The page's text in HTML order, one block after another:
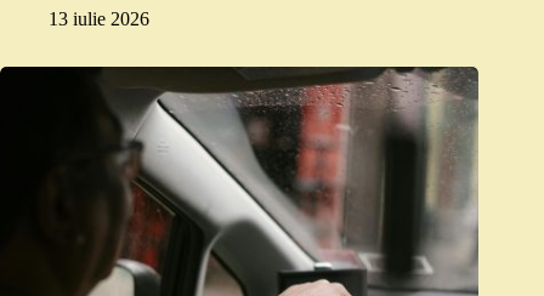
13 iulie 2026